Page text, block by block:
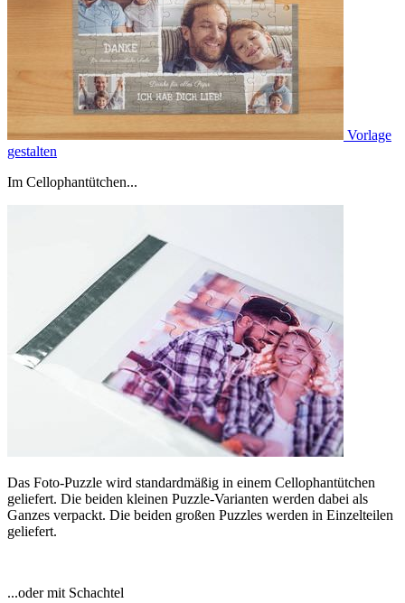
Vorlage
gestalten
Im Cellophantütchen...
Das Foto-Puzzle wird standardmäßig in einem Cellophantütchen
geliefert. Die beiden kleinen Puzzle-Varianten werden dabei als
Ganzes verpackt. Die beiden großen Puzzles werden in Einzelteilen
geliefert.
...oder mit Schachtel